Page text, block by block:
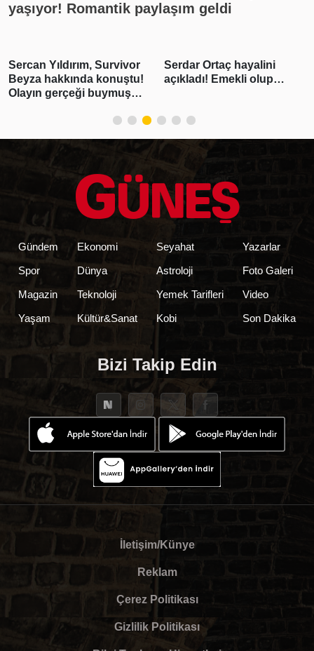
yaşıyor! Romantik paylaşım geldi
Sercan Yıldırım, Survivor
Beyza hakkında konuştu!
Olayın gerçeği buymuş…
Serdar Ortaç hayalini
açıkladı! Emekli olup…
Gündem
Spor
Magazin
Yaşam
Ekonomi
Dünya
Teknoloji
Kültür&Sanat
Seyahat
Astroloji
Yemek Tarifleri
Kobi
Yazarlar
Foto Galeri
Video
Son Dakika
Bizi Takip Edin
İletişim/Künye
Reklam
Çerez Politikası
Gizlilik Politikası